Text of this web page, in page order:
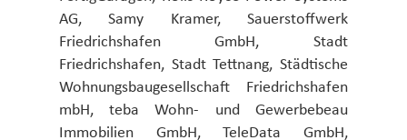
AG, Samy Kramer, Sauerstoffwerk
Friedrichshafen GmbH, Stadt
Friedrichshafen, Stadt Tettnang, Städtische
Wohnungsbaugesellschaft Friedrichshafen
mbH, teba Wohn- und Gewerbebeau
Immobilien GmbH, TeleData GmbH,